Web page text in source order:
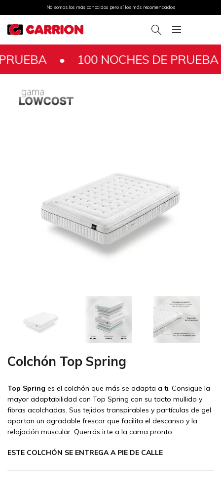
No somos los más conocidos pero sí los más recomendados
•100 NOCHES DE PRUEBA •100
Colchón Top Spring
Top Spring es el colchón que más se adapta a ti. Consigue la
mayor adaptabilidad con Top Spring con su tacto mullido y
fibras acolchadas. Sus tejidos transpirables y partículas de gel
aportan un agradable frescor que facilita el descanso y la
relajación muscular. Querrás irte a la cama pronto.
ESTE COLCHÓN SE ENTREGA A PIE DE CALLE